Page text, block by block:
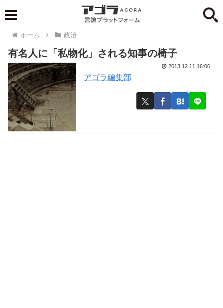
ホーム 政治
有名人に「私物化」される知事の椅子
アゴラ編集部
2013.12.11 16:06